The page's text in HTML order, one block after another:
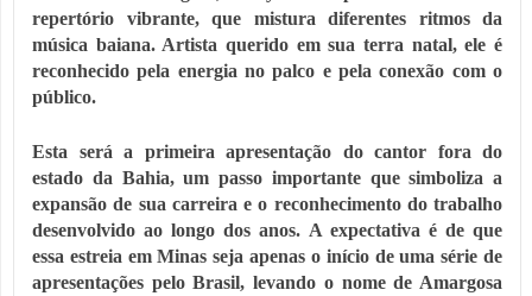
repertório vibrante, que mistura diferentes ritmos da
música baiana. Artista querido em sua terra natal, ele é
reconhecido pela energia no palco e pela conexão com o
público.
Esta será a primeira apresentação do cantor fora do
estado da Bahia, um passo importante que simboliza a
expansão de sua carreira e o reconhecimento do trabalho
desenvolvido ao longo dos anos. A expectativa é de que
essa estreia em Minas seja apenas o início de uma série de
apresentações pelo Brasil, levando o nome de Amargosa